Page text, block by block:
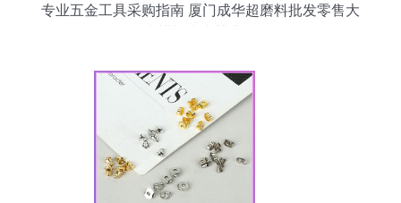
专业五金工具采购指南 厦门成华超磨料批发零售大